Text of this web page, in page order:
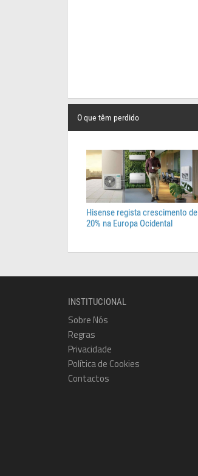
O que têm perdido
Hisense regista crescimento de
20% na Europa Ocidental
INSTITUCIONAL
Sobre Nós
Regras
Privacidade
Política de Cookies
Contactos